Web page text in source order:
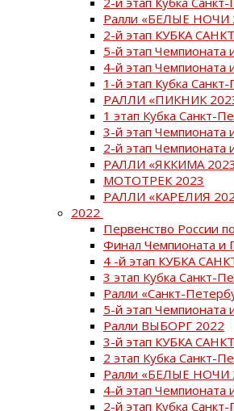
Ралли «БЕЛЫЕ НОЧИ
2-й этап КУБКА
5-й этап Чемпионата
4-й этап Чемпионата
1-й этап Кубка
РАЛЛИ «ПИКНИК
1 этап Кубка Санкт-
3-й этап Чемпионата
2-й этап Чемпионата
РАЛЛИ «ЯККИМА
МОТОТРЕК 2023
РАЛЛИ «КАРЕЛИЯ
2022
Первенство России
Финал Чемпионата и
4 -й этап КУБКА
3 этап Кубка Санкт-
Ралли «Санкт-
5-й этап Чемпионата
Ралли ВЫБОРГ 2022
3-й этап КУБКА
2 этап Кубка Санкт-
Ралли «БЕЛЫЕ НОЧИ
4-й этап Чемпионата
2-й этап Кубка